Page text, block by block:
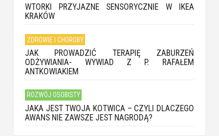
WTORKI PRZYJAZNE SENSORYCZNIE W IKEA
KRAKÓW
ZDROWIE I CHOROBY
JAK PROWADZIĆ TERAPIĘ ZABURZEŃ
ODŻYWIANIA- WYWIAD Z P. RAFAŁEM
ANTKOWIAKIEM
ROZWÓJ OSOBISTY
JAKA JEST TWOJA KOTWICA – CZYLI DLACZEGO
AWANS NIE ZAWSZE JEST NAGRODĄ?